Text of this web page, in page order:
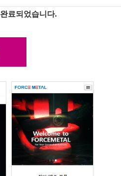
완료되었습니다.